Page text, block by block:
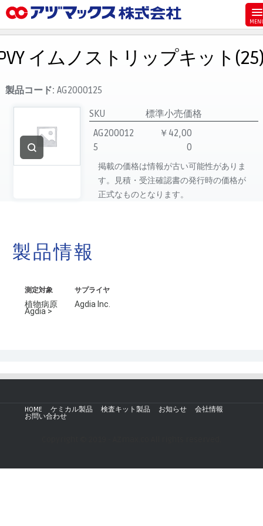
お気に入り
お買い物カゴ
ご注文
マイページ
主要取扱ブランド
イムノストリップキット
製品コード: AG2000125
SKU
標準小売価格
AG200012
5
￥42,00
0
掲載の価格は情報が古い可能性がありま
す。見積・受注確認書の発行時の価格が
正式なものとなります。
製品情報
測定対象
植物病原
Agdia >
サプライヤ
Agdia Inc.
HOME ケミカル製品 検査キット製品 お知らせ
会社情報
お問い合わせ